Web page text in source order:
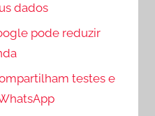
dados
pode reduzir
testes e